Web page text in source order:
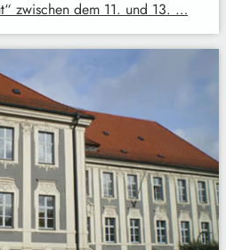
zwischen dem 11. und 13. …